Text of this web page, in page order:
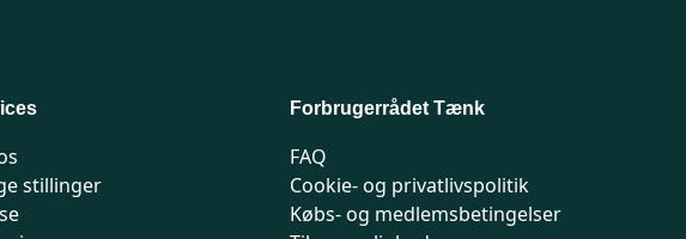
stillinger
Forbrugerrådet Tænk
FAQ
Cookie- og privatlivspolitik
Købs- og medlemsbetingelser